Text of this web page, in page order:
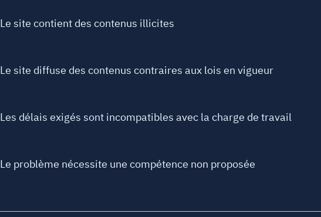
Le site contient des contenus illicites
Le site diffuse des contenus contraires aux lois en vigueur
Les délais exigés sont incompatibles avec la charge de travail
Le problème nécessite une compétence non proposée